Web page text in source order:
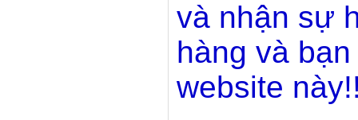
và nhận sự
hàng và
website